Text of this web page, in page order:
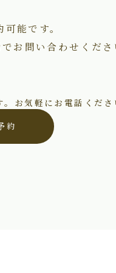
能です。
お問い合わせくださ
お気軽にお電話くださ
約